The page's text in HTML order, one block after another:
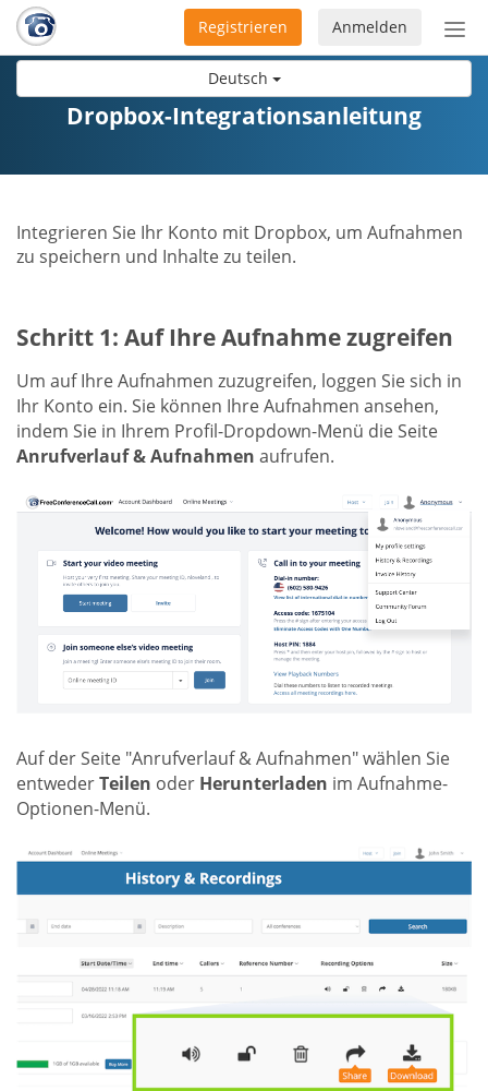
Deutsch
Anmelden
Registrieren
Dropbox-Integrationsanleitung
Integrieren Sie Ihr Konto mit Dropbox, um Aufnahmen
zu speichern und Inhalte zu teilen.
Schritt 1: Auf Ihre Aufnahme zugreifen
Um auf Ihre Aufnahmen zuzugreifen, loggen Sie sich in
Ihr Konto ein. Sie können Ihre Aufnahmen ansehen,
indem Sie in Ihrem Profil-Dropdown-Menü die Seite
Anrufverlauf & Aufnahmen aufrufen.
Auf der Seite "Anrufverlauf & Aufnahmen" wählen Sie
entwederTeilen oder Herunterladen im Aufnahme-
Optionen-Menü.